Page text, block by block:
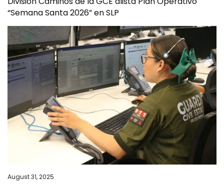
“Semana Santa 2026” en SLP
August 31, 2025